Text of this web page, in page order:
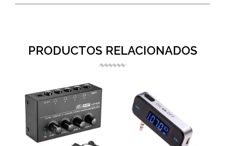
PRODUCTOS RELACIONADOS